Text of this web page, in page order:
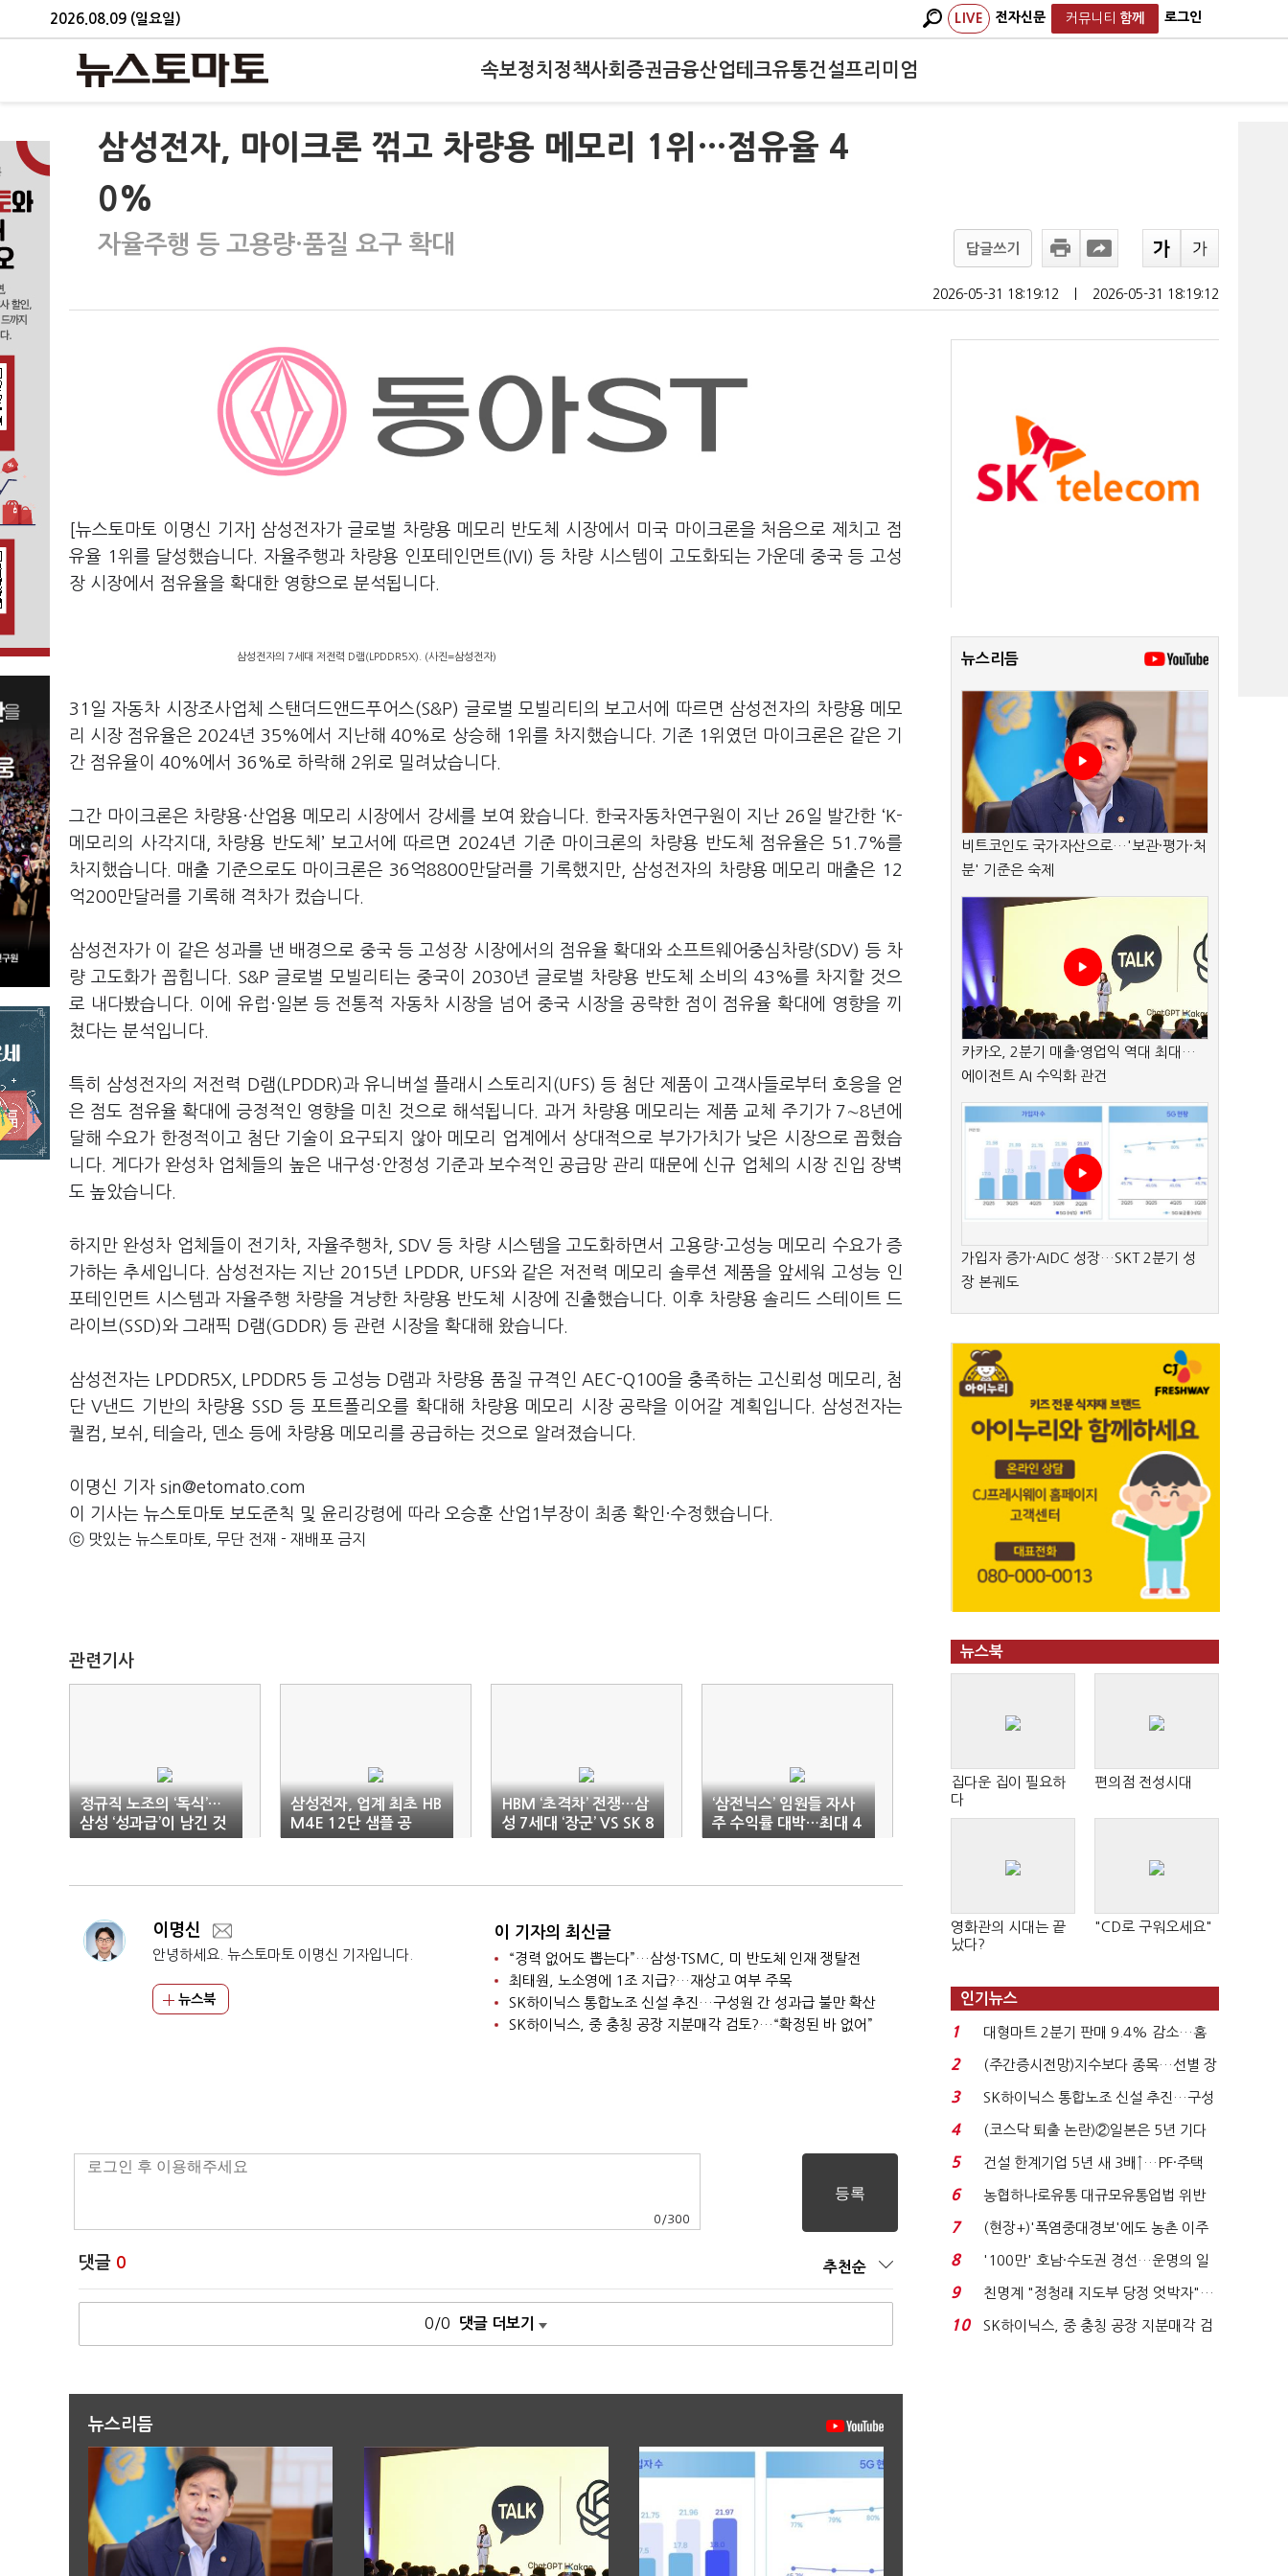
2026.08.09 (일요일) LIVE 전자신문 커뮤니티 함께 로그인
속보정치 정책사회 증권금융산업테크유통건설프리미엄
삼성전자, 마이크론 꺾고 차량용 메모리 1위…점유율 4
0%
자율주행 등 고용량·품질 요구 확대 답글쓰기
2026-05-31 18:19:12 2026-05-31 18:19:12
[뉴스토마토 이명신 기자] 삼성전자가 글로벌 차량용 메모리 반도체 시장에서 미국 마이크론을 처음으로 제치고 점
유율 1위를 달성했습니다. 자율주행과 차량용 인포테인먼트(IVI) 등 차량 시스템이 고도화되는 가운데 중국 등 고성
장 시장에서 점유율을 확대한 영향으로 분석됩니다.
삼성전자의 7세대 저전력 D램(LPDDR5X). (사진=삼성전자)
31일 자동차 시장조사업체 스탠더드앤드푸어스(S&P) 글로벌 모빌리티의 보고서에 따르면 삼성전자의 차량용 메모
리 시장 점유율은 2024년 35%에서 지난해 40%로 상승해 1위를 차지했습니다. 기존 1위였던 마이크론은 같은 기
간 점유율이 40%에서 36%로 하락해 2위로 밀려났습니다.
그간 마이크론은 차량용·산업용 메모리 시장에서 강세를 보여 왔습니다. 한국자동차연구원이 지난 26일 발간한 ‘K-
메모리의 사각지대, 차량용 반도체’ 보고서에 따르면 2024년 기준 마이크론의 차량용 반도체 점유율은 51.7%를
차지했습니다. 매출 기준으로도 마이크론은 36억8800만달러를 기록했지만, 삼성전자의 차량용 메모리 매출은 12
억200만달러를 기록해 격차가 컸습니다.
삼성전자가 이 같은 성과를 낸 배경으로 중국 등 고성장 시장에서의 점유율 확대와 소프트웨어중심차량(SDV) 등 차
량 고도화가 꼽힙니다. S&P 글로벌 모빌리티는 중국이 2030년 글로벌 차량용 반도체 소비의 43%를 차지할 것으
로 내다봤습니다. 이에 유럽·일본 등 전통적 자동차 시장을 넘어 중국 시장을 공략한 점이 점유율 확대에 영향을 끼
쳤다는 분석입니다.
특히 삼성전자의 저전력 D램(LPDDR)과 유니버설 플래시 스토리지(UFS) 등 첨단 제품이 고객사들로부터 호응을 얻
은 점도 점유율 확대에 긍정적인 영향을 미친 것으로 해석됩니다. 과거 차량용 메모리는 제품 교체 주기가 7∼8년에
달해 수요가 한정적이고 첨단 기술이 요구되지 않아 메모리 업계에서 상대적으로 부가가치가 낮은 시장으로 꼽혔습
니다. 게다가 완성차 업체들의 높은 내구성·안정성 기준과 보수적인 공급망 관리 때문에 신규 업체의 시장 진입 장벽
도 높았습니다.
하지만 완성차 업체들이 전기차, 자율주행차, SDV 등 차량 시스템을 고도화하면서 고용량·고성능 메모리 수요가 증
가하는 추세입니다. 삼성전자는 지난 2015년 LPDDR, UFS와 같은 저전력 메모리 솔루션 제품을 앞세워 고성능 인
포테인먼트 시스템과 자율주행 차량을 겨냥한 차량용 반도체 시장에 진출했습니다. 이후 차량용 솔리드 스테이트 드
라이브(SSD)와 그래픽 D램(GDDR) 등 관련 시장을 확대해 왔습니다.
삼성전자는 LPDDR5X, LPDDR5 등 고성능 D램과 차량용 품질 규격인 AEC-Q100을 충족하는 고신뢰성 메모리, 첨
단 V낸드 기반의 차량용 SSD 등 포트폴리오를 확대해 차량용 메모리 시장 공략을 이어갈 계획입니다. 삼성전자는
퀄컴, 보쉬, 테슬라, 덴소 등에 차량용 메모리를 공급하는 것으로 알려졌습니다.
이명신 기자 sin@etomato.com
이 기사는 뉴스토마토 보도준칙 및 윤리강령에 따라 오승훈 산업1부장이 최종 확인·수정했습니다.
ⓒ 맛있는 뉴스토마토, 무단 전재 - 재배포 금지
관련기사
정규직 노조의 ‘독식’…
삼성 ‘성과급’이 남긴 것
삼성전자, 업계 최초 HB
M4E 12단 샘플 공
급…“속도 20%↑”
HBM ‘초격차’ 전쟁…삼
성 7세대 ‘장군’ VS SK 8
세대 ‘멍군’
‘삼전닉스’ 임원들 자사
주 수익률 대박…최대 4
00%
이명신
안녕하세요. 뉴스토마토 이명신 기자입니다.
뉴스북
이 기자의 최신글
“경력 없어도 뽑는다”…삼성·TSMC, 미 반도체 인재 쟁탈전
최태원, 노소영에 1조 지급?…재상고 여부 주목
SK하이닉스 통합노조 신설 추진…구성원 간 성과급 불만 확산
SK하이닉스, 중 충칭 공장 지분매각 검토?…“확정된 바 없어”
0 /300
댓글 0 추천순
0/0 댓글 더보기
뉴스리듬
뉴스리듬
비트코인도 국가자산으로…'보관·평가·처
분' 기준은 숙제
카카오, 2분기 매출·영업익 역대 최대…
에이전트 AI 수익화 관건
가입자 증가·AIDC 성장…SKT 2분기 성
장 본궤도
뉴스북
집다운 집이 필요하
다
편의점 전성시대
영화관의 시대는 끝
났다?
"CD로 구워오세요"
인기뉴스
1
대형마트 2분기 판매 9.4% 감소…홈
플러스 사태 여파...
2
(주간증시전망)지수보다 종목…선별 장
세 이어진다...
3
SK하이닉스 통합노조 신설 추진…구성
원 간 성과급 불...
4
(코스닥 퇴출 논란)②일본은 5년 기다
려주는데 우리는 ...
5
건설 한계기업 5년 새 3배↑…PF·주택
침체에 재무 ...
6
농협하나로유통 대규모유통업법 위반
적발…공정위, 과...
7
(현장+)'폭염중대경보'에도 농촌 이주
노동자는 강행군…'야...
8
'100만' 호남·수도권 경선…운명의 일
주일
9
친명계 "정청래 지도부 당정 엇박자"…
친청계 "신천지 오...
10
SK하이닉스, 중 충칭 공장 지분매각 검